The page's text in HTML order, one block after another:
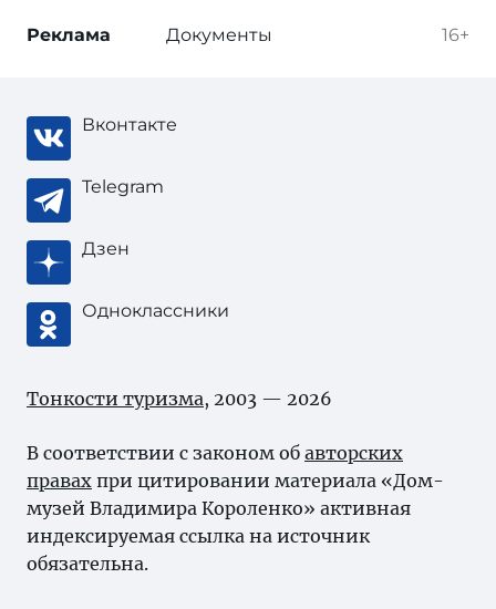
16+
Реклама Документы
Вконтакте
Telegram
Дзен
Одноклассники
Тонкости туризма, 2003 — 2026
В соответствии с законом об авторских
правах при цитировании материала «Дом-
музей Владимира Короленко» активная
индексируемая ссылка на источник
обязательна.